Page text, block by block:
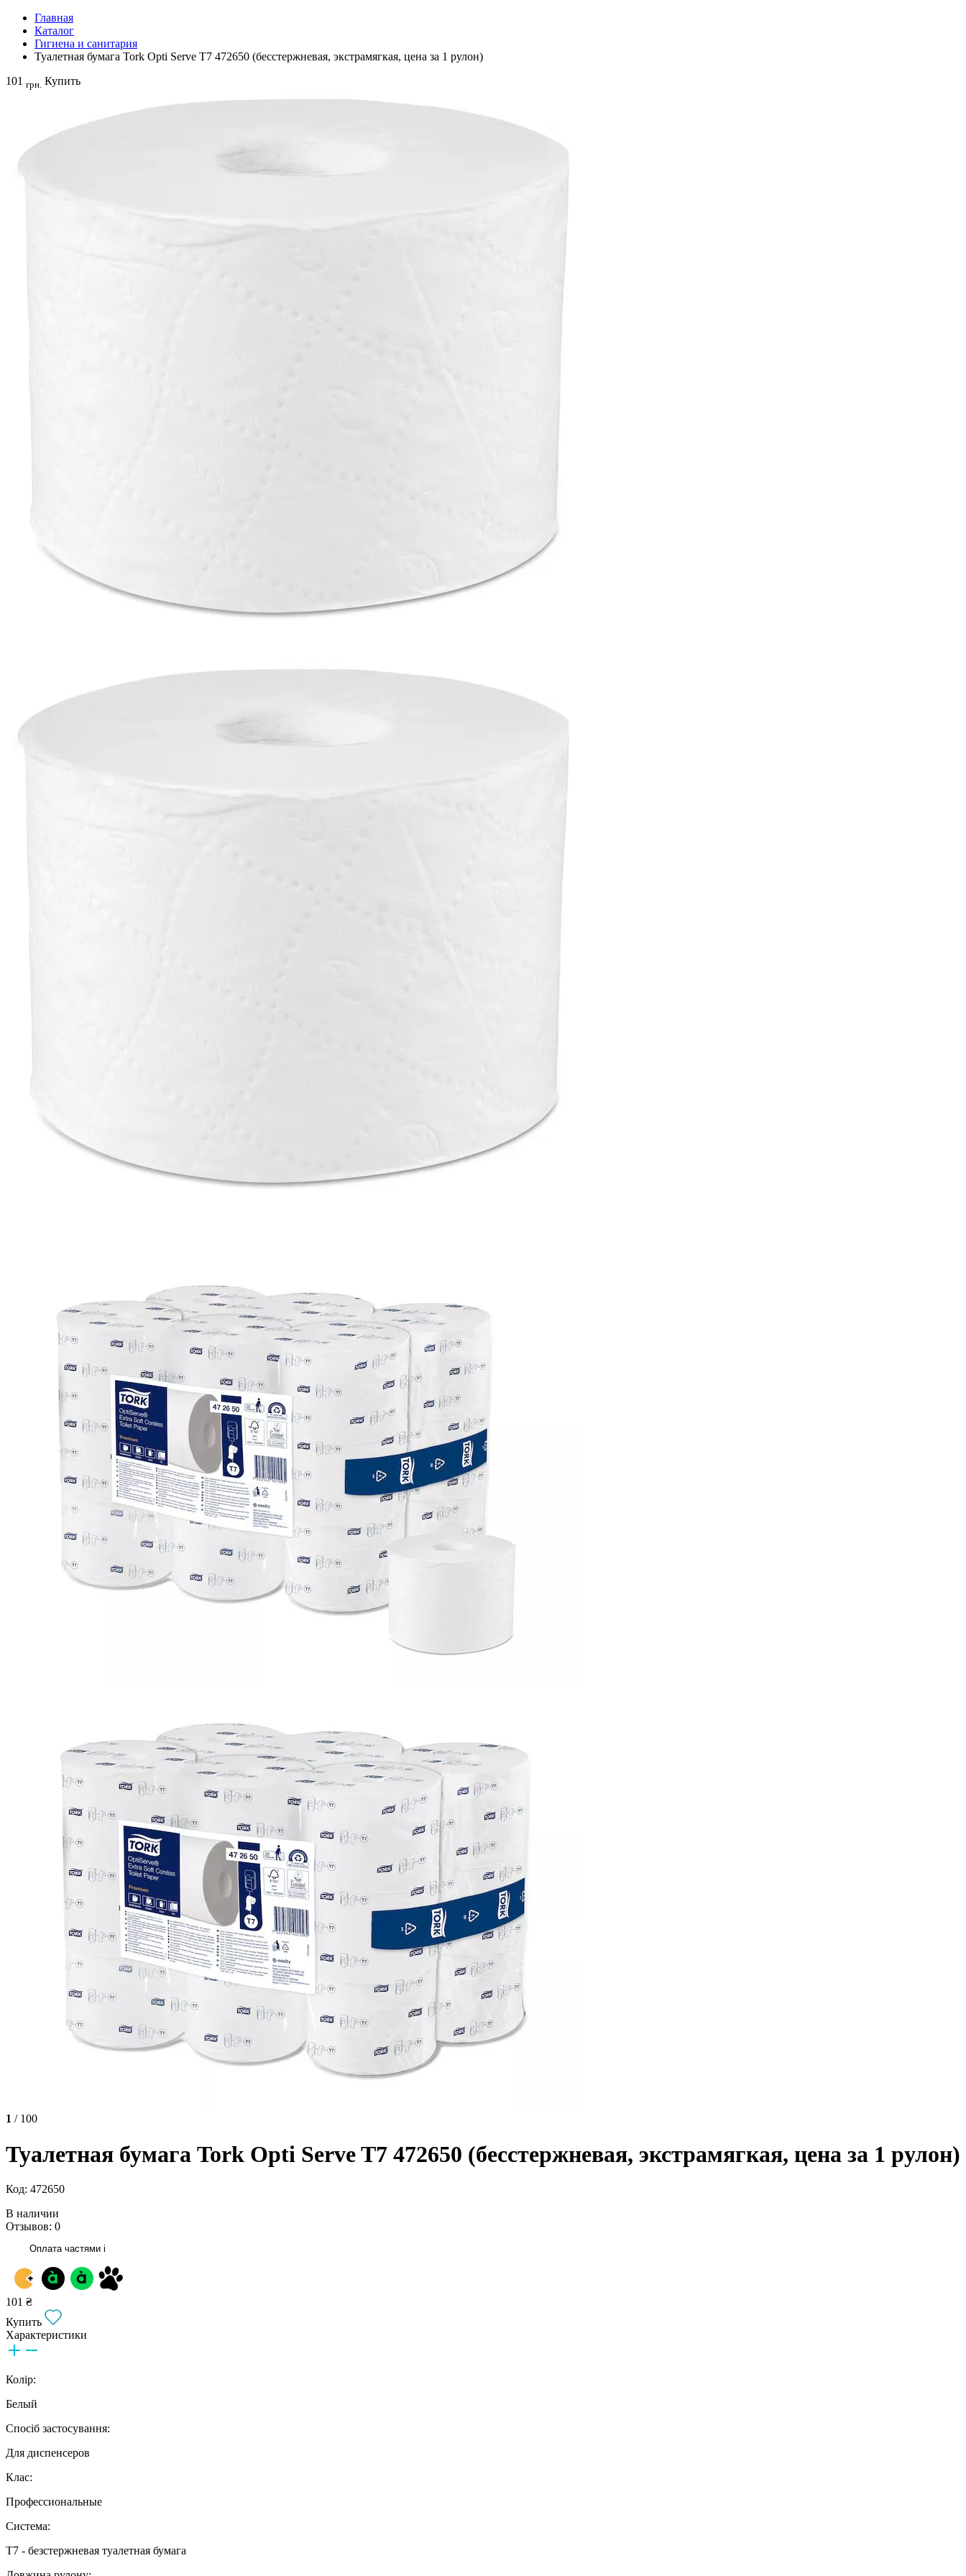
Главная
Каталог
Гигиена и санитария
Туалетная бумага Tork Opti Serve T7 472650 (бесстержневая, экстрамягкая, цена за 1 рулон)
101 грн. Купить
1 / 100
Туалетная бумага Tork Opti Serve T7 472650 (бесстержневая, экстрамягкая, цена за 1 рулон)
Код: 472650
В наличии
Отзывов: 0
Оплата частями i
101 ₴
Купить
Характеристики
Колір:
Белый
Спосіб застосування:
Для диспенсеров
Клас:
Профессиональные
Система:
T7 - безстержневая туалетная бумага